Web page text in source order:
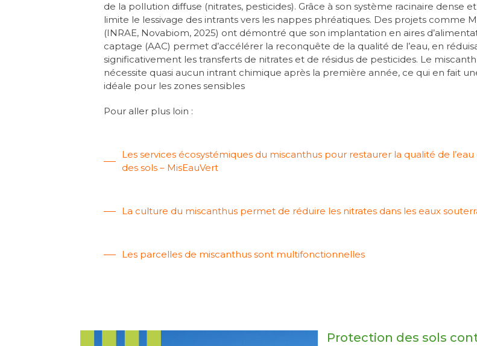
de la pollution diffuse (nitrates, pesticides). Grâce à son système racinaire dense
limite le lessivage des intrants vers les nappes phréatiques. Des projets comme
(INRAE, Novabiom, 2025) ont démontré que son implantation en aires
captage (AAC) permet d’accélérer la reconquête de la qualité de l’eau, en
significativement les transferts de nitrates et de résidus de pesticides. Le
nécessite quasi aucun intrant chimique après la première année, ce qui en fait
idéale pour les zones sensibles
Pour aller plus loin :
Les services écosystémiques du miscanthus pour restaurer la qualité de
des sols – MisEauVert
La culture du miscanthus permet de réduire les nitrates dans les eaux
Les parcelles de miscanthus sont multifonctionnelles
Protection des sols